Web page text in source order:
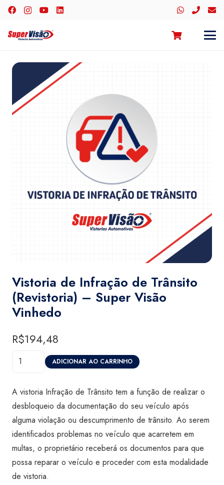
Vistoria de Infração de Trânsito
(Revistoria) – Super Visão
Vinhedo
R$194,48
Vistoria
Infração
de
Trânsito
(Revistoria)
Visão
ADICIONAR AO CARRINHO
A vistoria Infração de Trânsito tem a função de realizar o
desbloqueio da documentação do seu veículo após
alguma violação ou descumprimento de trânsito. Ao serem
identificados problemas no veículo que acarretem em
multas, o proprietário receberá os documentos para que
possa reparar o veículo e proceder com esta modalidade
de vistoria.